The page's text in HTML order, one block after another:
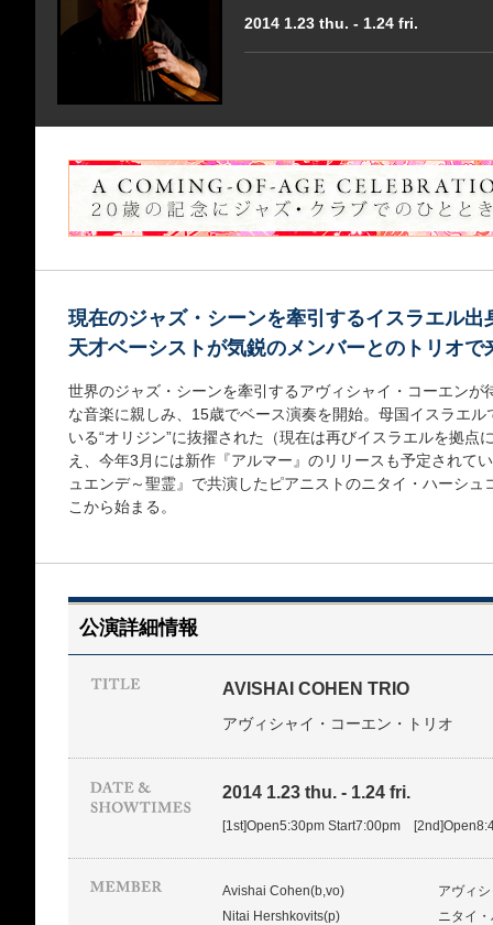
2014 1.23 thu. - 1.24 fri.
現在のジャズ・シーンを牽引するイスラエル出
天才ベーシストが気鋭のメンバーとのトリオで
世界のジャズ・シーンを牽引するアヴィシャイ・コーエン
な音楽に親しみ、15歳でベース演奏を開始。母国イスラエ
いる“オリジン”に抜擢された（現在は再びイスラエルを拠点
え、今年3月には新作『アルマー』のリリースも予定されて
ュエンデ～聖霊』で共演したピアニストのニタイ・ハーシ
こから始まる。
公演詳細情報
AVISHAI COHEN TRIO
アヴィシャイ・コーエン・トリオ
2014 1.23 thu. - 1.24 fri.
[1st]Open5:30pm Start7:00pm
Avishai Cohen(b,vo)
アヴィ
Nitai Hershkovits(p)
ニタイ